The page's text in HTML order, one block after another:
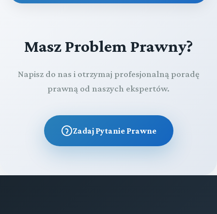
Masz Problem Prawny?
Napisz do nas i otrzymaj profesjonalną poradę
prawną od naszych ekspertów.
Zadaj Pytanie Prawne